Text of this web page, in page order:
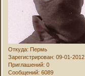
Откуда: Пермь
Зарегистрирован: 09-01-2012
Приглашений: 0
Сообщений: 6089